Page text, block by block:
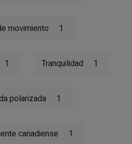
movimiento 1
1 Tranquilidad 1
polarizada 1
canadiense 1